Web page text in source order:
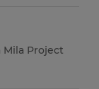
Project